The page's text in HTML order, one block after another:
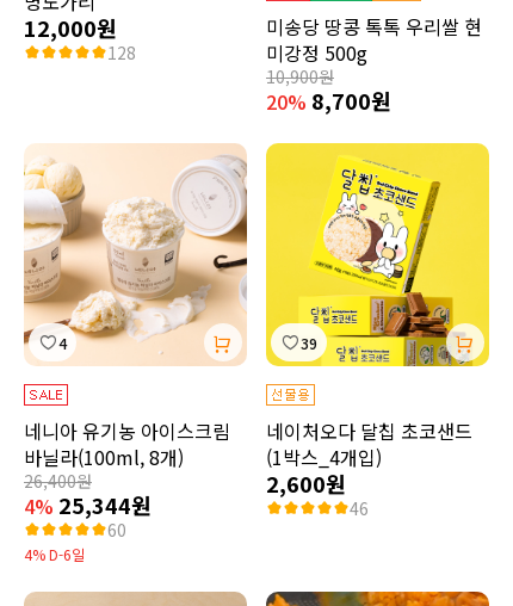
12,000원
128
미송당 땅콩 톡톡 우리쌀 현
미강정 500g
10,900원
20% 8,700원
4
네니아 유기농 아이스크림
바닐라(100ml, 8개)
26,400원
4% 25,344원
60
4% D-6일
39
네이처오다 달칩 초코샌드
(1박스_4개입)
2,600원
46